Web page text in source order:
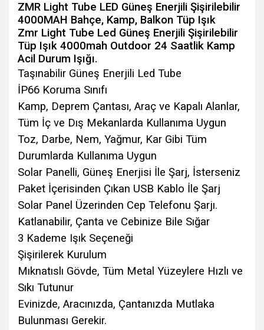
ZMR Light Tube LED Güneş Enerjili Şişirilebilir
4000MAH Bahçe, Kamp, Balkon Tüp Işık
Zmr Light Tube Led Güneş Enerjili Şişirilebilir
Tüp Işık 4000mah Outdoor 24 Saatlik Kamp
Acil Durum Işığı.
Taşınabilir Güneş Enerjili Led Tube
İP66 Koruma Sınıfı
Kamp, Deprem Çantası, Araç ve Kapalı Alanlar,
Tüm İç ve Dış Mekanlarda Kullanıma Uygun
Toz, Darbe, Nem, Yağmur, Kar Gibi Tüm
Durumlarda Kullanıma Uygun
Solar Panelli, Güneş Enerjisi İle Şarj, İsterseniz
Paket İçerisinden Çıkan USB Kablo İle Şarj
Solar Panel Üzerinden Cep Telefonu Şarjı.
Katlanabilir, Çanta ve Cebinize Bile Sığar
3 Kademe Işık Seçeneği
Şişirilerek Kurulum
Mıknatıslı Gövde, Tüm Metal Yüzeylere Hızlı ve
Sıkı Tutunur
Evinizde, Aracınızda, Çantanızda Mutlaka
Bulunması Gerekir.